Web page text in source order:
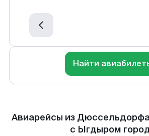
Найти
Авиарейсы из
с Ыгдыром